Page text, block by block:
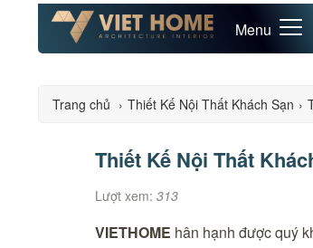
Menu
Trang chủ › Thiết Kế Nội Thất Khách Sạn ›
Thiết Kế Nội Thất
Lượt xem: 313
VIETHOME hân hạnh được quý